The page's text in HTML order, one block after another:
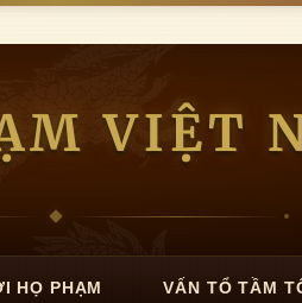
VIỆT
HỌ PHẠM VẤN TỔ TẦM